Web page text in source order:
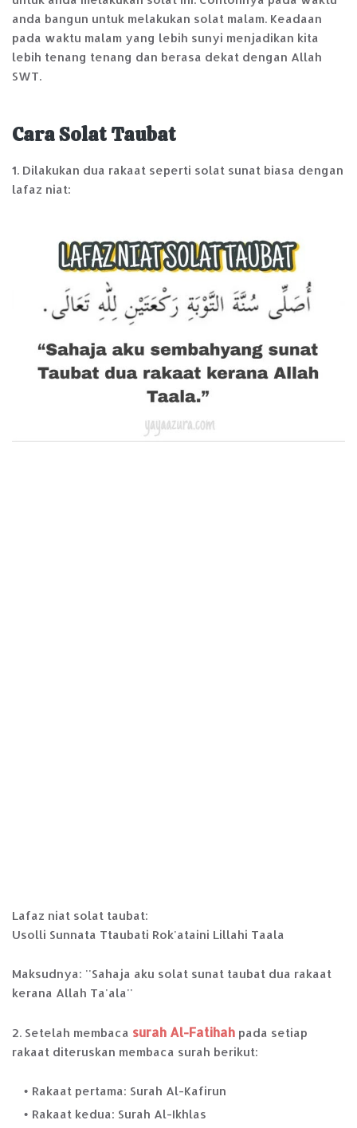
anda bangun untuk melakukan solat malam. Keadaan
pada waktu malam yang lebih sunyi menjadikan kita
lebih tenang tenang dan berasa dekat dengan Allah
SWT.
Cara Solat Taubat
1. Dilakukan dua rakaat seperti solat sunat biasa dengan
lafaz niat:
Lafaz niat solat taubat:
Usolli Sunnata Ttaubati Rok'ataini Lillahi Taala
Maksudnya: ''Sahaja aku solat sunat taubat dua rakaat
kerana Allah Ta'ala''
2. Setelah membaca surah Al-Fatihah pada setiap
rakaat diteruskan membaca surah berikut:
Rakaat pertama: Surah Al-Kafirun
Rakaat kedua: Surah Al-Ikhlas